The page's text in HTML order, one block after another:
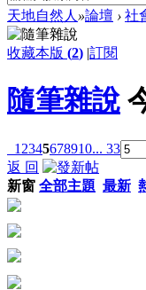
天地自然人 »論壇 › 社
收藏本版 (2) |訂閱
隨筆雜說
1 2345678910... 33
返 回
新窗 全部主題 最新